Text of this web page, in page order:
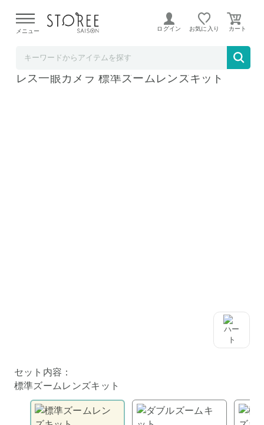
よる配送遅延が発生しております。
メニュー ログイン お気に入り
パナソニック LUMIX DC-G100DK-K ミラー
レス一眼カメラ 標準ズームレンズキット
セット内容：
標準ズームレンズキット